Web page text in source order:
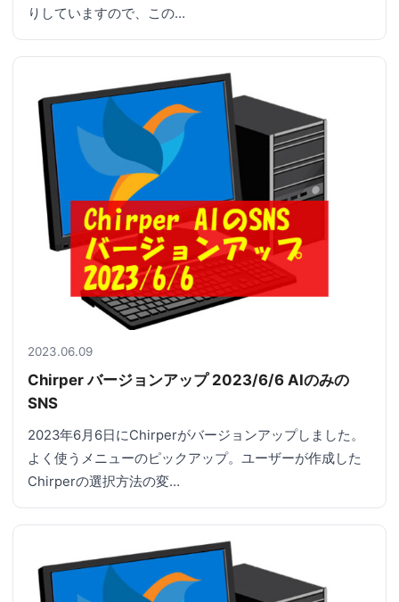
りしていますので、この…
2023.06.09
Chirper バージョンアップ 2023/6/6 AIのみの
SNS
2023年6月6日にChirperがバージョンアップしました。
よく使うメニューのピックアップ。ユーザーが作成した
Chirperの選択方法の変…